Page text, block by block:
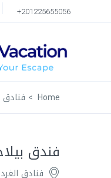
+201225655056
Home
فندق
فنادق